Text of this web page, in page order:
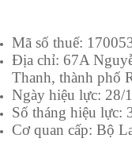
Mã số thuế:
Địa chỉ: 67A
Thanh, thành phố
Ngày hiệu lực: 28/
Số tháng hiệu lực:
Cơ quan cấp: Bộ